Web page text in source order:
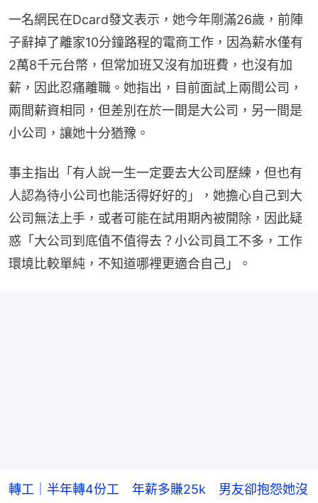
一名網民在Dcard發文表示，她今年剛滿26歲，前陣
子辭掉了離家10分鐘路程的電商工作，因為薪水僅有
2萬8千元台幣，但常加班又沒有加班費，也沒有加
薪，因此忍痛離職。她指出，目前面試上兩間公司，
兩間薪資相同，但差別在於一間是大公司，另一間是
小公司，讓她十分猶豫。
事主指出「有人說一生一定要去大公司歷練，但也有
人認為待小公司也能活得好好的」，她擔心自己到大
公司無法上手，或者可能在試用期內被開除，因此疑
惑「大公司到底值不值得去？小公司員工不多，工作
環境比較單純，不知道哪裡更適合自己」。
轉工｜半年轉4份工 年薪多賺25k 男友卻抱怨她沒